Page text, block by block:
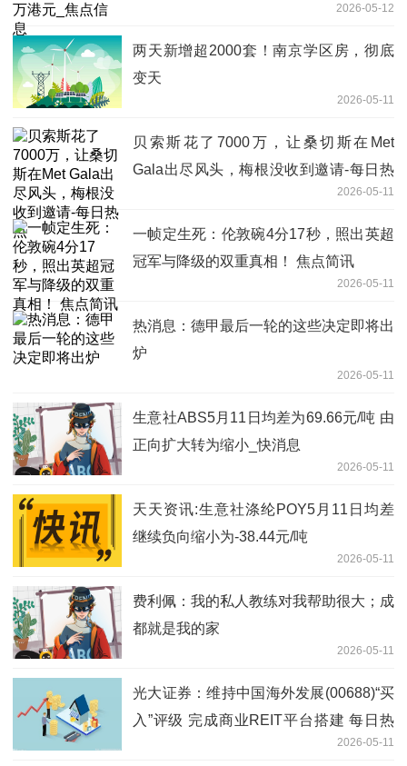
2026-05-12
两天新增超2000套！南京学区房，彻底
变天
2026-05-11
贝索斯花了7000万，让桑切斯在Met
Gala出尽风头，梅根没收到邀请-每日热
2026-05-11
一帧定生死：伦敦碗4分17秒，照出英超
冠军与降级的双重真相！ 焦点简讯
2026-05-11
热消息：德甲最后一轮的这些决定即将出
炉
2026-05-11
生意社ABS5月11日均差为69.66元/吨 由
正向扩大转为缩小_快消息
2026-05-11
天天资讯:生意社涤纶POY5月11日均差
继续负向缩小为-38.44元/吨
2026-05-11
费利佩：我的私人教练对我帮助很大；成
都就是我的家
2026-05-11
光大证券：维持中国海外发展(00688)“买
入”评级 完成商业REIT平台搭建 每日热
2026-05-11